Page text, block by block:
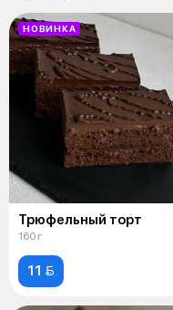
НОВИНКА
Трюфельный торт
160 г
11 